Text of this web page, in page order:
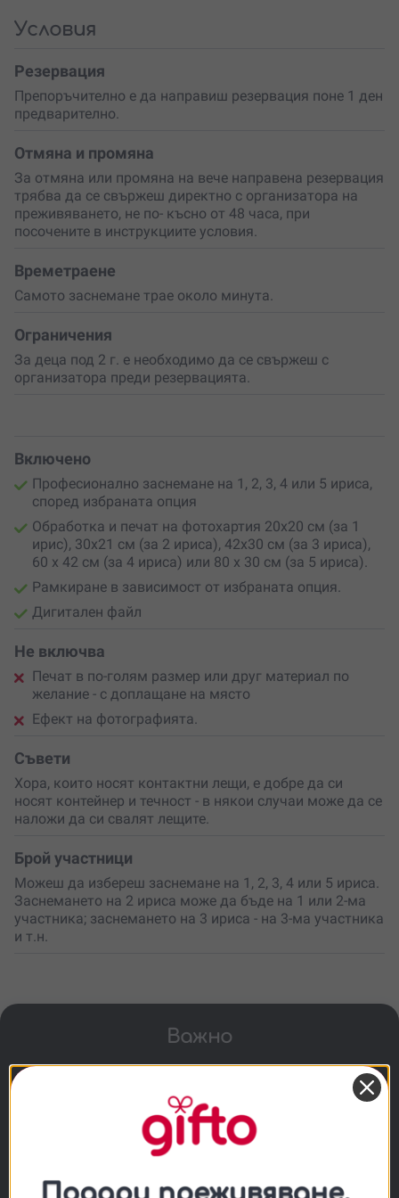
Условия
Резервация
Препоръчително е да направиш резервация поне 1 ден
предварително.
Отмяна и промяна
За отмяна или промяна на вече направена резервация
трябва да се свържеш директно с организатора на
преживяването, не по- късно от 48 часа, при
посочените в инструкциите условия.
Времетраене
Самото заснемане трае около минута.
Ограничения
За деца под 2 г. е необходимо да се свържеш с
организатора преди резервацията.
Включено
Професионално заснемане на 1, 2, 3, 4 или 5 ириса,
според избраната опция
Обработка и печат на фотохартия 20х20 см (за 1
ирис), 30х21 см (за 2 ириса), 42х30 см (за 3 ириса),
60 х 42 см (за 4 ириса) или 80 х 30 см (за 5 ириса).
Рамкиране в зависимост от избраната опция.
Дигитален файл
Не включва
Печат в по-голям размер или друг материал по
желание - с доплащане на място
Ефект на фотографията.
Съвети
Хора, които носят контактни лещи, е добре да си
носят контейнер и течност - в някои случаи може да се
наложи да си свалят лещите.
Брой участници
Можеш да избереш заснемане на 1, 2, 3, 4 или 5 ириса.
Заснемането на 2 ириса може да бъде на 1 или 2-ма
участника; заснемането на 3 ириса - на 3-ма участника
и т.н.
Важно
контейнер за тях, за да можеш да ги
свалиш ако е нужно.
За деца под 2 години е задължително
обаждане преди резервация.
Срокът на изпълнение след заснемането e